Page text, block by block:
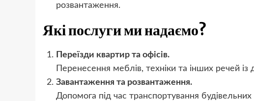
розвантаження.
Які послуги ми надаємо?
Переїзди квартир та офісів.
Перенесення меблів, техніки та інших речей
Завантаження та розвантаження.
Допомога під час транспортування будівельних